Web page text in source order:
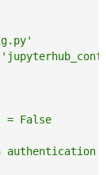
= False
authentication